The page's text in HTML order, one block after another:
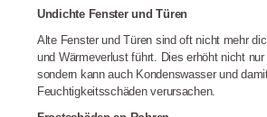
Undichte Fenster und Türen
Alte Fenster und Türen sind oft nicht mehr
und Wärmeverlust führt. Dies erhöht nicht
sondern kann auch Kondenswasser und
Feuchtigkeitsschäden verursachen.